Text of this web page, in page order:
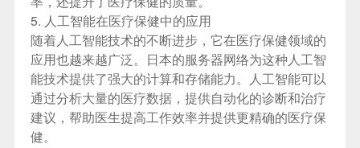
5. 人工智能在医疗保健中的应用
随着人工智能技术的不断进步，它在医疗保健领域的
应用也越来越广泛。日本的服务器网络为这种人工智
能技术提供了强大的计算和存储能力。人工智能可以
通过分析大量的医疗数据，提供自动化的诊断和治疗
建议，帮助医生提高工作效率并提供更精确的医疗保
健。